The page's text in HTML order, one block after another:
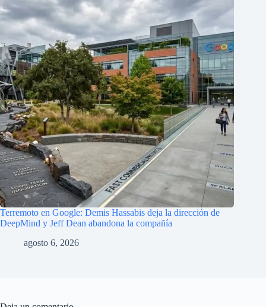
Terremoto en Google: Demis Hassabis deja la dirección de
DeepMind y Jeff Dean abandona la compañía
agosto 6, 2026